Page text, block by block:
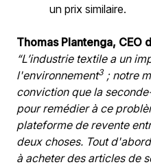
un prix similaire.
Thomas Plantenga, CEO
“L’industrie textile a un
l'environnement3 ; notre
conviction que la
pour remédier à ce
plateforme de revente
deux choses. Tout
à acheter des articles de